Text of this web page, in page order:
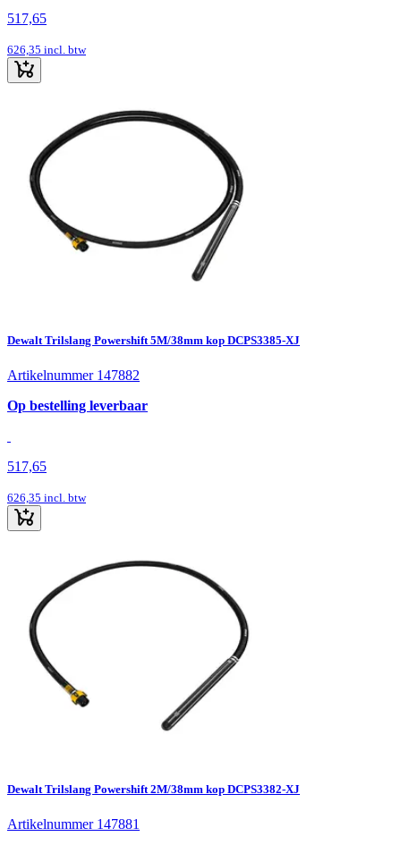
517,65
626,35 incl. btw
Dewalt Trilslang Powershift 5M/38mm kop DCPS3385-XJ
Artikelnummer 147882
Op bestelling leverbaar
517,65
626,35 incl. btw
Dewalt Trilslang Powershift 2M/38mm kop DCPS3382-XJ
Artikelnummer 147881